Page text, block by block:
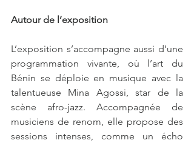
Autour de l’exposition
L’exposition s’accompagne aussi d’une
programmation vivante, où l’art du
Bénin se déploie en musique avec la
talentueuse Mina Agossi, star de la
scène afro-jazz. Accompagnée de
musiciens de renom, elle propose des
sessions intenses, comme un écho